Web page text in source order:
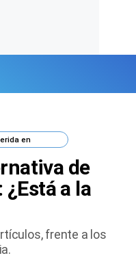
en
de
a la
frente a los